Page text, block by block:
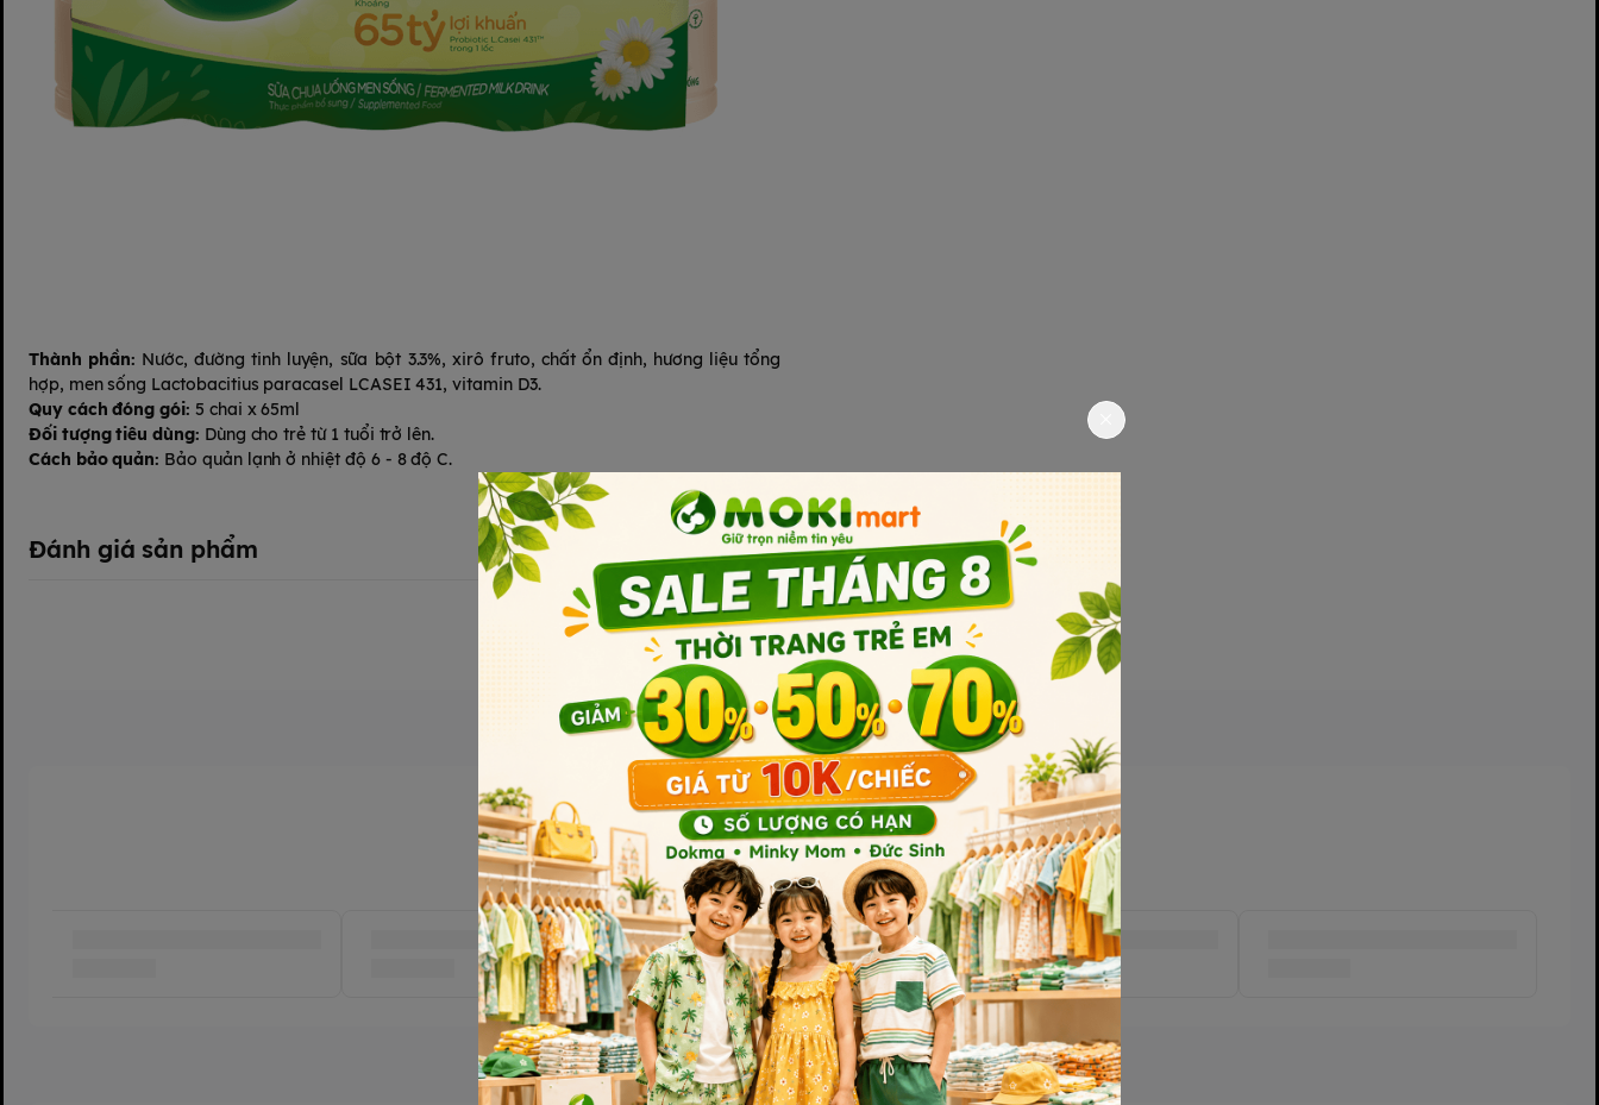
Thành phần: Nước, đường tinh luyện, sữa bột 3.3%, xirô fruto, chất ổn định, hương liệu tổng
hợp, men sống Lactobacitius paracasel LCASEI 431, vitamin D3.
Quy cách đóng gói: 5 chai x 65ml
Đối tượng tiêu dùng: Dùng cho trẻ từ 1 tuổi trở lên.
Cách bảo quản: Bảo quản lạnh ở nhiệt độ 6 - 8 độ C.
Đánh giá sản phẩm
Sản phẩm liên quan